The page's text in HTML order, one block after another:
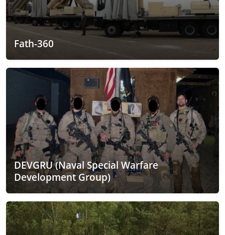
Fath-360
DEVGRU (Naval Special Warfare
Development Group)